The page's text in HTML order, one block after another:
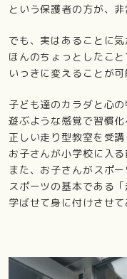
という保護者の方が、
でも、実はあることに
ほんのちょっとしたこと
いっきに変えることが可
子ども達のカラダと心
遊ぶような感覚で習慣化
正しい走り型教室を受講
お子さんが小学校に入る
また、お子さんがスポ
スポーツの基本である
学ばせて身に付けさせ